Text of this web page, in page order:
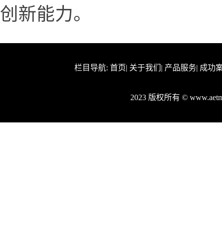
创新能力。
栏目导航: 首页| 关于我们 | 产品服务| 成功
2023 版权所有 ©